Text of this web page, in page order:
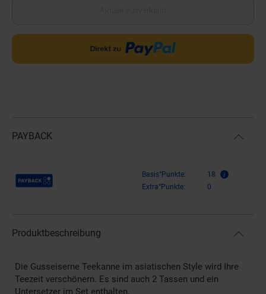
PAYBACK
Payback Punkte Basis°Punkte:
18
Extra°Punkte:
0
Produktbeschreibung
Die Gusseiserne Teekanne im asiatischen Style wird Ihre
Teezeit verschönern. Es sind auch 2 Tassen und ein
Untersetzer im Set enthalten.